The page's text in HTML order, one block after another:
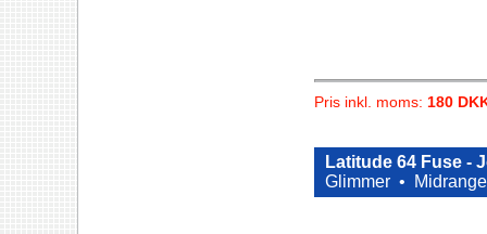
Pris inkl. moms: 180
Latitude 64 Fuse -
Glimmer •
Midrange